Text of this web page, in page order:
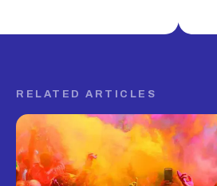
RELATED ARTICLES